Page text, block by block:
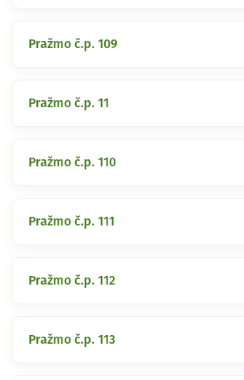
Pražmo č.p. 109
Pražmo č.p. 11
Pražmo č.p. 110
Pražmo č.p. 111
Pražmo č.p. 112
Pražmo č.p. 113